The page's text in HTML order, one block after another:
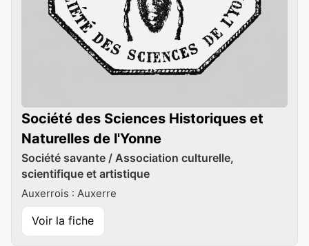
Société des Sciences Historiques et
Naturelles de l'Yonne
Société savante / Association culturelle,
scientifique et artistique
Auxerrois : Auxerre
Voir la fiche